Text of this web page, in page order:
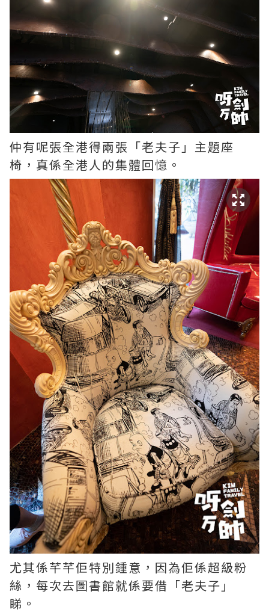
仲有呢張全港得兩張「老夫子」主題座
椅，真係全港人的集體回憶。
尤其係芊芊佢特別鍾意，因為佢係超級粉
絲，每次去圖書館就係要借「老夫子」
睇。